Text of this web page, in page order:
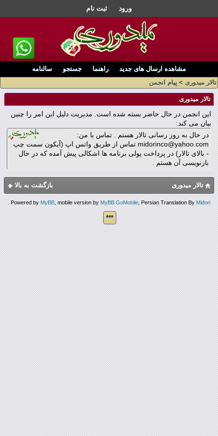
ورود ثبت نام
مشاهده ارسال های جدید راهنما جستجو
سالنامه
تالار میدوری > پیام انجمن
تالار میدوری
این انجمن در حال حاضر بسته شده است. مدیریت دلیل این امر را چنین
بیان می کند:
در حال به روز رسانی تالار هستم . تماس با من:
midorinco@yahoo.com تماس از طریق واتس اپ (آیکون سمت چپ
- بالای تالار) در پرداخت پولی برنامه ها اشکالی پیش آمده که در حال
بازنویسی آن هستم .
بازگشت به بالا تالار میدوری
Powered byMyBB, mobile version byMyBB GoMobile, Persian Translation ByMidori
.
***